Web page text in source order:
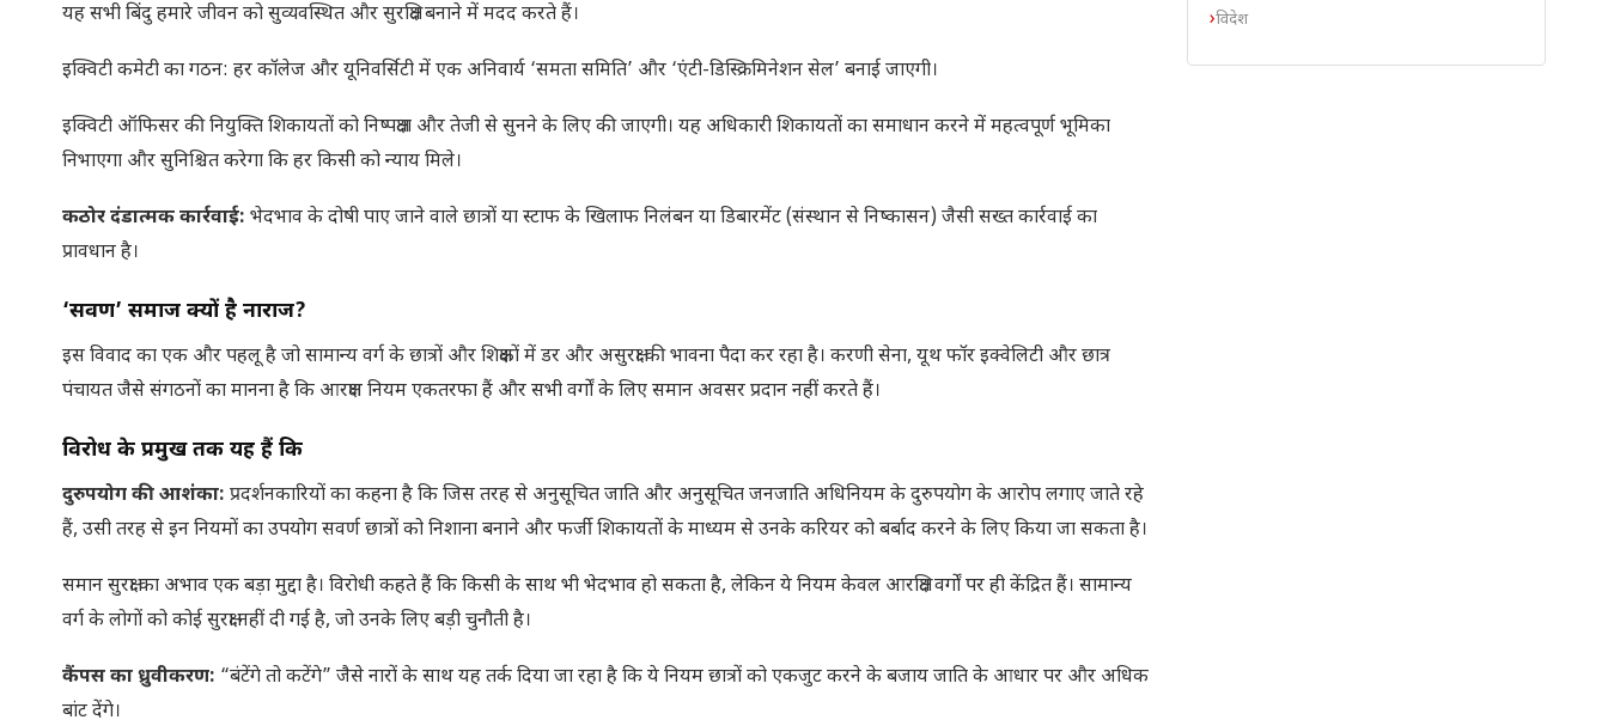
यह सभी बिंदु हमारे जीवन को सुव्यवस्थित और सुरक्षित बनाने में मदद करते हैं।
इक्विटी कमेटी का गठन: हर कॉलेज और यूनिवर्सिटी में एक अनिवार्य ‘समता समिति’ और ‘एंटी-डिस्क्रिमिनेशन सेल’ बनाई जाएगी।
इक्विटी ऑफिसर की नियुक्ति शिकायतों को निष्पक्षता और तेजी से सुनने के लिए की जाएगी। यह अधिकारी शिकायतों का समाधान करने में महत्वपूर्ण भूमिका
निभाएगा और सुनिश्चित करेगा कि हर किसी को न्याय मिले।
कठोर दंडात्मक कार्रवाई: भेदभाव के दोषी पाए जाने वाले छात्रों या स्टाफ के खिलाफ निलंबन या डिबारमेंट (संस्थान से निष्कासन) जैसी सख्त कार्रवाई का
प्रावधान है।
‘सवर्ण’ समाज क्यों है नाराज?
इस विवाद का एक और पहलू है जो सामान्य वर्ग के छात्रों और शिक्षकों में डर और असुरक्षा की भावना पैदा कर रहा है। करणी सेना, यूथ फॉर इक्वेलिटी और छात्र
पंचायत जैसे संगठनों का मानना है कि आरक्षण नियम एकतरफा हैं और सभी वर्गों के लिए समान अवसर प्रदान नहीं करते हैं।
विरोध के प्रमुख तर्क यह हैं कि
दुरुपयोग की आशंका: प्रदर्शनकारियों का कहना है कि जिस तरह से अनुसूचित जाति और अनुसूचित जनजाति अधिनियम के दुरुपयोग के आरोप लगाए जाते रहे
हैं, उसी तरह से इन नियमों का उपयोग सवर्ण छात्रों को निशाना बनाने और फर्जी शिकायतों के माध्यम से उनके करियर को बर्बाद करने के लिए किया जा सकता है।
समान सुरक्षा का अभाव एक बड़ा मुद्दा है। विरोधी कहते हैं कि किसी के साथ भी भेदभाव हो सकता है, लेकिन ये नियम केवल आरक्षित वर्गों पर ही केंद्रित हैं। सामान्य
वर्ग के लोगों को कोई सुरक्षा नहीं दी गई है, जो उनके लिए बड़ी चुनौती है।
कैंपस का ध्रुवीकरण: “बंटेंगे तो कटेंगे” जैसे नारों के साथ यह तर्क दिया जा रहा है कि ये नियम छात्रों को एकजुट करने के बजाय जाति के आधार पर और अधिक
बांट देंगे।
विदेश